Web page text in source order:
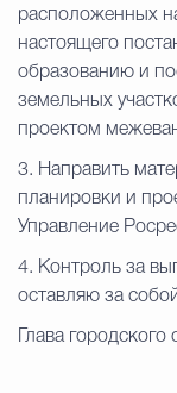
расположенных
настоящего
образованию и
земельных
проектом
3. Направить
планировки и
Управление
4. Контроль за
оставляю за
Глава